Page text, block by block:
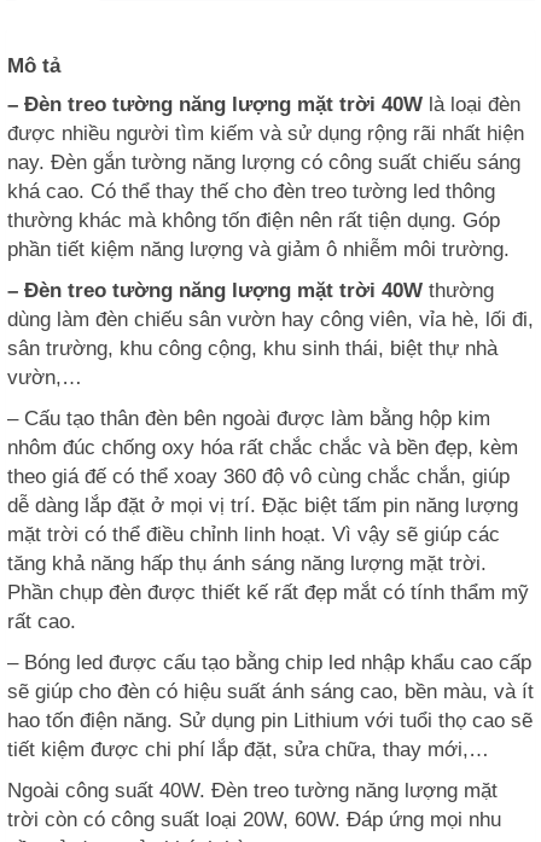
Mô tả
– Đèn treo tường năng lượng mặt trời 40W là loại đèn
được nhiều người tìm kiếm và sử dụng rộng rãi nhất hiện
nay. Đèn gắn tường năng lượng có công suất chiếu sáng
khá cao. Có thể thay thế cho đèn treo tường led thông
thường khác mà không tốn điện nên rất tiện dụng. Góp
phần tiết kiệm năng lượng và giảm ô nhiễm môi trường.
– Đèn treo tường năng lượng mặt trời 40W thường
dùng làm đèn chiếu sân vườn hay công viên, vỉa hè, lối đi,
sân trường, khu công cộng, khu sinh thái, biệt thự nhà
vườn,…
– Cấu tạo thân đèn bên ngoài được làm bằng hộp kim
nhôm đúc chống oxy hóa rất chắc chắc và bền đẹp, kèm
theo giá đế có thể xoay 360 độ vô cùng chắc chắn, giúp
dễ dàng lắp đặt ở mọi vị trí. Đặc biệt tấm pin năng lượng
mặt trời có thể điều chỉnh linh hoạt. Vì vậy sẽ giúp các
tăng khả năng hấp thụ ánh sáng năng lượng mặt trời.
Phần chụp đèn được thiết kế rất đẹp mắt có tính thẩm mỹ
rất cao.
– Bóng led được cấu tạo bằng chip led nhập khẩu cao cấp
sẽ giúp cho đèn có hiệu suất ánh sáng cao, bền màu, và ít
hao tốn điện năng. Sử dụng pin Lithium với tuổi thọ cao sẽ
tiết kiệm được chi phí lắp đặt, sửa chữa, thay mới,…
Ngoài công suất 40W. Đèn treo tường năng lượng mặt
trời còn có công suất loại 20W, 60W. Đáp ứng mọi nhu